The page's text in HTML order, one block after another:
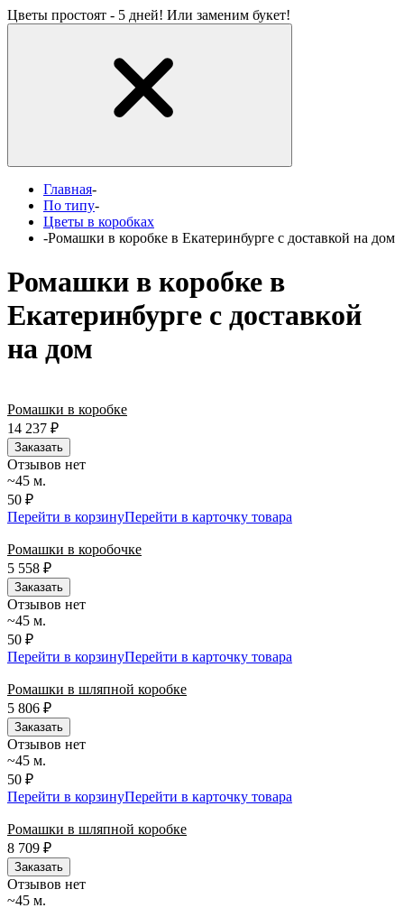
Цветы простоят - 5 дней! Или заменим букет!
Главная-
По типу-
Цветы в коробках
-Ромашки в коробке в Екатеринбурге с доставкой на дом
Ромашки в коробке в
Екатеринбурге с доставкой
на дом
Ромашки в коробке
14 237 ₽
Заказать
Отзывов нет
~45 м.
50 ₽
Перейти в корзинуПерейти в карточку товара
Ромашки в коробочке
5 558 ₽
Заказать
Отзывов нет
~45 м.
50 ₽
Перейти в корзинуПерейти в карточку товара
Ромашки в шляпной коробке
5 806 ₽
Заказать
Отзывов нет
~45 м.
50 ₽
Перейти в корзинуПерейти в карточку товара
Ромашки в шляпной коробке
8 709 ₽
Заказать
Отзывов нет
~45 м.